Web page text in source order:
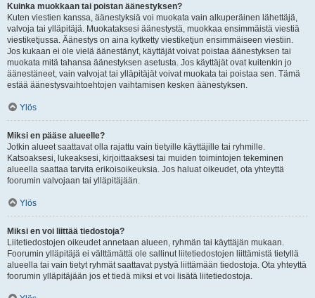
Kuinka muokkaan tai poistan äänestyksen?
Kuten viestien kanssa, äänestyksiä voi muokata vain alkuperäinen lähettäjä,
valvoja tai ylläpitäjä. Muokataksesi äänestystä, muokkaa ensimmäistä viestiä
viestiketjussa. Äänestys on aina kytketty viestiketjun ensimmäiseen viestiin.
Jos kukaan ei ole vielä äänestänyt, käyttäjät voivat poistaa äänestyksen tai
muokata mitä tahansa äänestyksen asetusta. Jos käyttäjät ovat kuitenkin jo
äänestäneet, vain valvojat tai ylläpitäjät voivat muokata tai poistaa sen. Tämä
estää äänestysvaihtoehtojen vaihtamisen kesken äänestyksen.
Ylös
Miksi en pääse alueelle?
Jotkin alueet saattavat olla rajattu vain tietyille käyttäjille tai ryhmille.
Katsoaksesi, lukeaksesi, kirjoittaaksesi tai muiden toimintojen tekeminen
alueella saattaa tarvita erikoisoikeuksia. Jos haluat oikeudet, ota yhteyttä
foorumin valvojaan tai ylläpitäjään.
Ylös
Miksi en voi liittää tiedostoja?
Liitetiedostojen oikeudet annetaan alueen, ryhmän tai käyttäjän mukaan.
Foorumin ylläpitäjä ei välttämättä ole sallinut liitetiedostojen liittämistä tietyllä
alueella tai vain tietyt ryhmät saattavat pystyä liittämään tiedostoja. Ota yhteyttä
foorumin ylläpitäjään jos et tiedä miksi et voi lisätä liitetiedostoja.